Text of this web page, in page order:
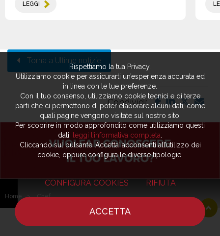
LEGGI
Torna a Ultime notizie
Condividi:
Home > Chef
Rispettiamo la tua Privacy.
Utilizziamo cookie per assicurarti un’esperienza accurata ed
in linea con le tue preferenze.
Con il tuo consenso, utilizziamo cookie tecnici e di terze
parti che ci permettono di poter elaborare alcuni dati, come
quali pagine vengono visitate sul nostro sito.
Per scoprire in modo approfondito come utilizziamo questi
dati,
leggi l’informativa completa
Cliccando sul pulsante ‘Accetta’ acconsenti all’utilizzo dei
cookie, oppure configura le diverse tipologie.
CONFIGURA COOKIES RIFIUTA
ACCETTA